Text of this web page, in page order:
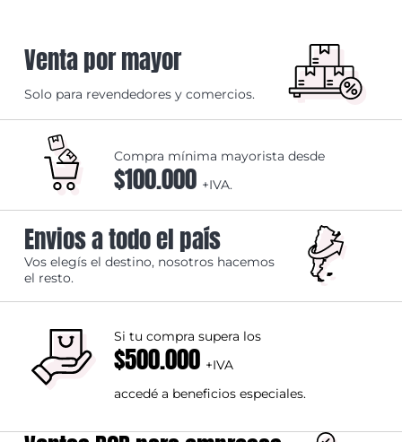
Venta por mayor
Solo para revendedores y comercios.
Compra mínima mayorista desde
$100.000 +IVA.
Envios a todo el país
Vos elegís el destino, nosotros hacemos
el resto.
Si tu compra supera los
$500.000 +IVA
accedé a beneficios especiales.